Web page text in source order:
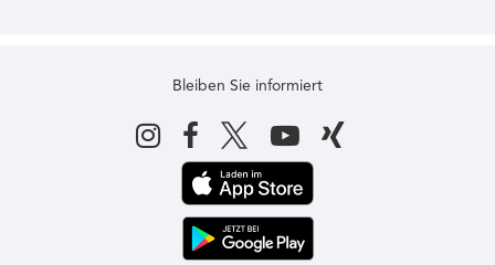
Bleiben Sie informiert